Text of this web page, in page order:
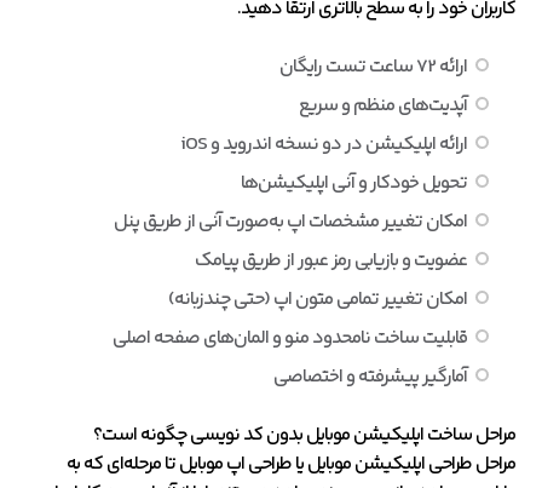
کاربران خود را به سطح بالاتری ارتقا دهید.
ارائه 72 ساعت تست رایگان
آپدیت‌های منظم و سریع
ارائه اپلیکیشن در دو نسخه اندروید و iOS
تحویل خودکار و آنی اپلیکیشن‌ها
امکان تغییر مشخصات اپ به‌صورت آنی از طریق پنل
عضویت و بازیابی رمز عبور از طریق پیامک
امکان تغییر تمامی متون اپ (حتی چندزبانه)
قابلیت ساخت نامحدود منو و المان‌های صفحه اصلی
آمارگیر پیشرفته و اختصاصی
مراحل ساخت اپلیکیشن موبایل بدون کد نویسی چگونه است؟
مراحل طراحی اپلیکیشن موبایل یا طراحی اپ موبایل تا مرحله‌‌ای که به